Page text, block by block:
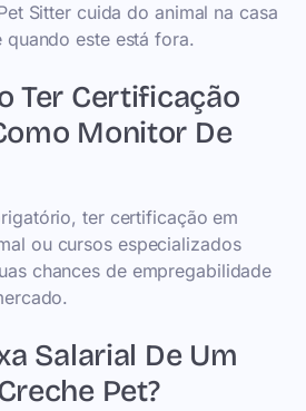
Sitter cuida do animal na casa
quando este está fora.
Ter Certificação
Monitor De
ter certificação em
ou cursos especializados
chances de empregabilidade
Salarial De Um
Pet?